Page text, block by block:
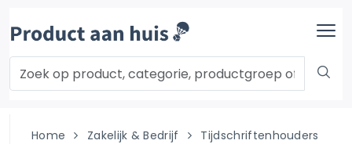
Home Zakelijk & Bedrijf Tijdschriftenhouders